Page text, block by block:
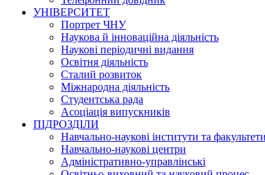
УНІВЕРСИТЕТ
Портрет ЧНУ
Наукова й інноваційна діяльність
Наукові періодичні видання
Освітня діяльність
Сталий розвиток
Міжнародна діяльність
Студентська рада
Асоціація випускників
ПІДРОЗДІЛИ
Навчально-наукові інститути та факультети
Навчально-наукові центри
Адміністративно-управлінські